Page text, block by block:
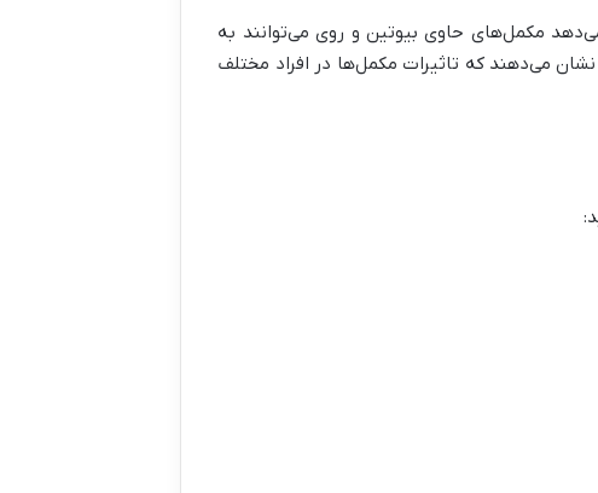
مکمل‌های حاوی بیوتین و روی می‌توانند به
می‌دهند که تاثیرات مکمل‌ها در افراد مختلف